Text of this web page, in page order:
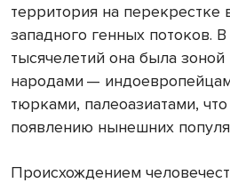
территория на перекрестке
западного генных потоков. В
тысячелетий она была
народами —
тюрками, палеоазиатами,
появлению нынешних
Происхождением